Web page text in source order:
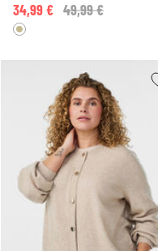
Price reduced from
49,99 €
34,99 €